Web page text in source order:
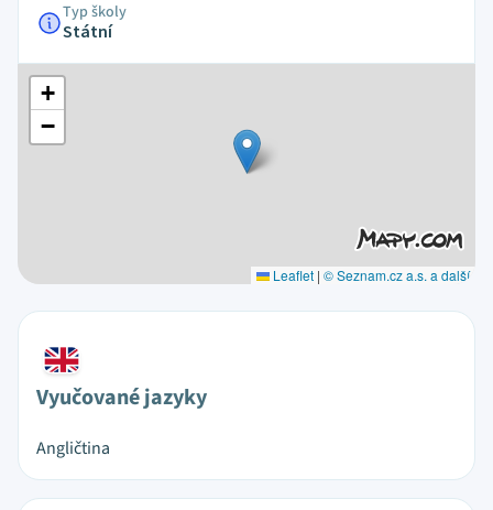
Typ školy
Státní
+
−
Leaflet | © Seznam.cz a.s. a další
Vyučované jazyky
Angličtina